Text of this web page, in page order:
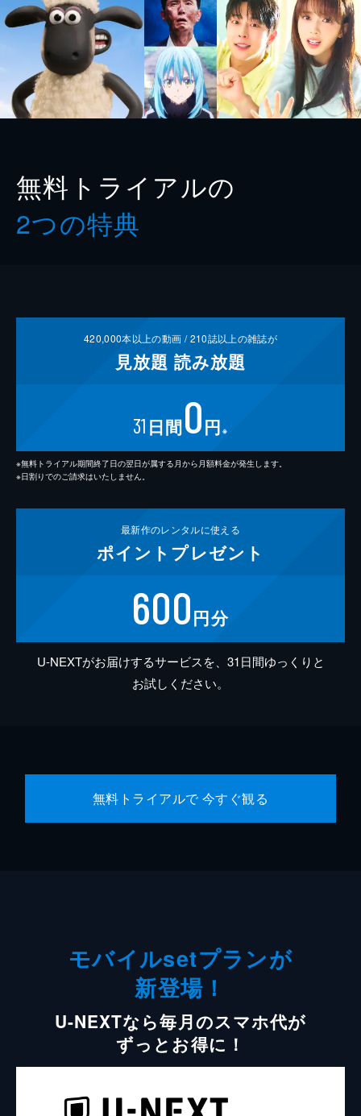
無料トライアルの
2つの特典
420,000本以上の動画 /210誌以上の雑誌が
見放題 読み放題
31 日間0円 ※
※無料トライアル期間終了日の翌日が属する月から月額料金が発生します。
※日割りでのご請求はいたしません。
最新作のレンタルに使える
ポイント プレゼント
600円分
U-NEXTがお届けするサービスを、31日間ゆっくりと
お試しください。
無料トライアルで 今すぐ観る
モバイルsetプランが
新登場！
U-NEXTなら毎月のスマホ代が
ずっとお得に！